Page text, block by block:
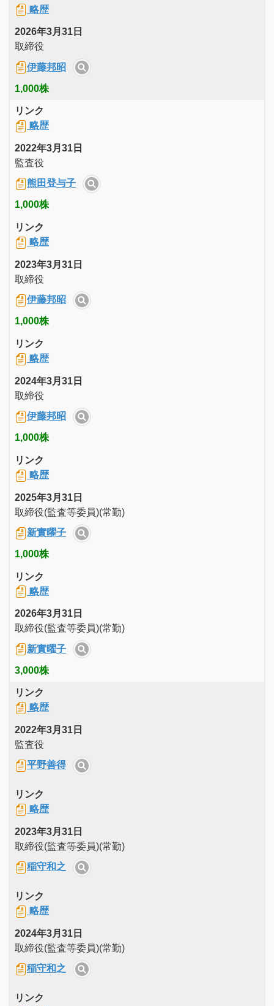
略歴
2026年3月31日
取締役
伊藤邦昭
1,000株
リンク
略歴
2022年3月31日
監査役
熊田登与子
1,000株
リンク
略歴
2023年3月31日
取締役
伊藤邦昭
1,000株
リンク
略歴
2024年3月31日
取締役
伊藤邦昭
1,000株
リンク
略歴
2025年3月31日
取締役(監査等委員)(常勤)
新實曜子
1,000株
リンク
略歴
2026年3月31日
取締役(監査等委員)(常勤)
新實曜子
3,000株
リンク
略歴
2022年3月31日
監査役
平野善得
リンク
略歴
2023年3月31日
取締役(監査等委員)(常勤)
稲守和之
リンク
略歴
2024年3月31日
取締役(監査等委員)(常勤)
稲守和之
リンク